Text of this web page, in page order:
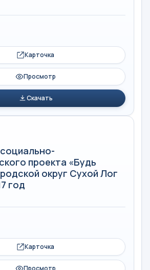
Карточка
Просмотр
Скачать
проекта «Будь
округ Сухой Лог
год
Карточка
Просмотр